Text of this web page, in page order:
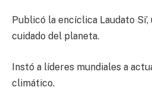
Publicó la encíclica Laudato
cuidado del planeta.
Instó a líderes mundiales a
climático.